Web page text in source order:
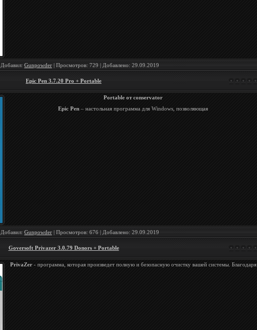
Добавил: Gunpowder | Просмотров: 729 | Добавлено: 29.09.2019
Epic Pen 3.7.20 Pro + Portable
Portable от conservator
Epic Pen – настольная программа для Windows, позволяющая
Добавил: Gunpowder | Просмотров: 676 | Добавлено: 29.09.2019
Goversoft Privazer 3.0.79 Donors + Portable
PrivaZer- программа, которая произведет полную и безопасную очистку вашей системы. Благодаря